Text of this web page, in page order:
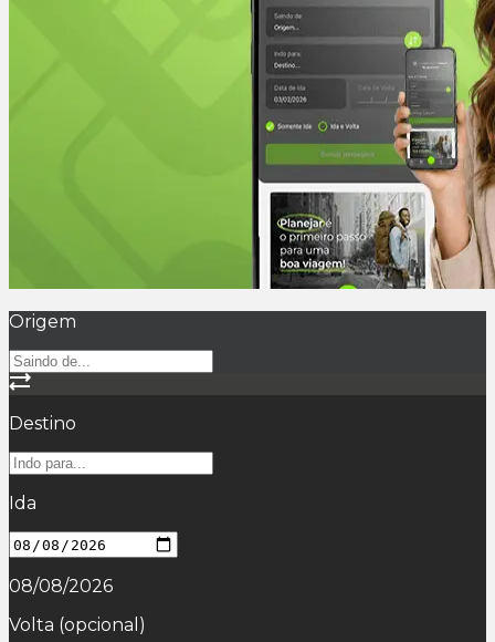
Origem
Destino
Ida
08/08/2026
Volta (opcional)